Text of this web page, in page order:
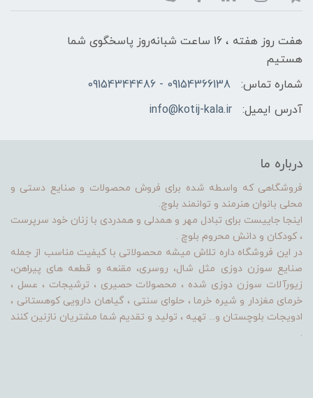
هفت روز هفته ، 16 ساعت شبانه‌روز پاسخگوی شما
هستیم
شماره تماس:
09154366138 - 09154344486
آدرس ایمیل:
info@kotij-kala.ir
درباره ما
فروشگاهی که واسطه شده برای فروش محصولات و صنایع دستی و
محلی بانوان هنرمند و توانمند بلوچ.
اینجا جاییست برای تبادل مهر و همدلی و همدردی با زنان خود سرپرست
، کودکان و دانش محروم بلوچ .
در این فروشگاه داره تلاش میشه محصولاتی با کیفیت مناسب از جمله
صنایع سوزن دوزی مثل شال، روسری، مقنعه و قطعه های پیراهن،
زیورآلات سوزن دوزی شده ، محصولات حصیری ، ترشیجات ، عسل ،
خرمای مغزدار و شیره خرما ، حلوای سنتی ، گیاهان دارویی کوهستانی ،
ادویجات بلوچستان و... تهیه ، تولید و تقدیم شما مشتریان نازنین کنند
.